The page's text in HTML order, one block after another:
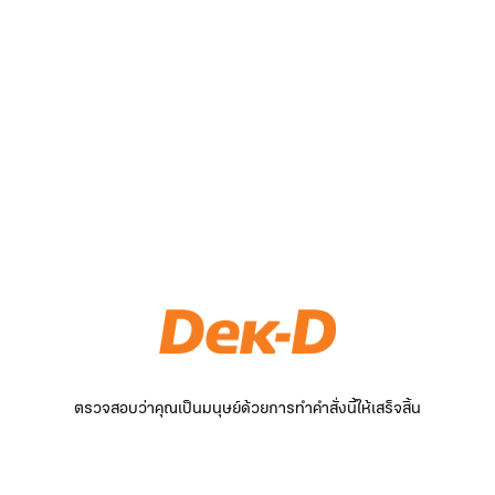
ตรวจสอบว่าคุณเป็นมนุษย์ด้วยการทำคำสั่งนี้ให้เสร็จสิ้น